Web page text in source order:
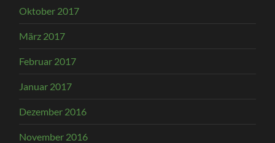
Oktober 2017
März 2017
Februar 2017
Januar 2017
Dezember 2016
November 2016